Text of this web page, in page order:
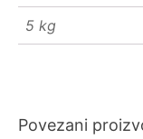
5 kg
Povezani